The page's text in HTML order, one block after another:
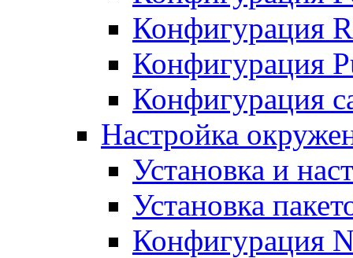
Конфигурация
Конфигурация
Конфигурация
Настройка
Установка и
Установка
Конфигурация